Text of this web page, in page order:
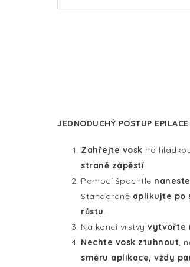
JEDNODUCHÝ POSTUP
Zahřejte vosk na
straně zápěstí.
Pomocí špachtle
Standardně aplikujte po
růstu.
Na konci vrstvy vytvořte
Nechte vosk ztuhnout,
směru aplikace, vždy